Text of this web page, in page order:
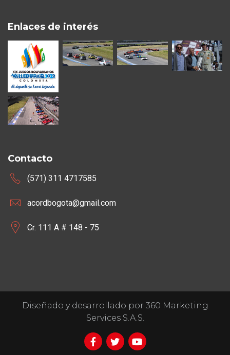
Enlaces de interés
Contacto
(571) 311 4717585
acordbogota@gmail.com
Cr. 111 A # 148 - 75
Diseñado y desarrollado por 360 Marketing
Services S.A.S.